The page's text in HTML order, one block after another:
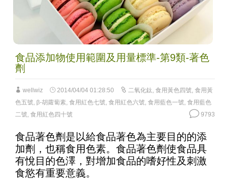
食品添加物使用範圍及用量標準-第9類-著色
劑
wellwiz 2014/04/04 01:28:50 二氧化鈦, 食用黃色四號, 食用黃
色五號, β-胡蘿蔔素, 食用紅色七號, 食用紅色六號, 食用藍色一號, 食用藍色
二號, 食用紅色四十號 9793
食品著色劑是以給食品著色為主要目的的添
加劑，也稱食用色素。食品著色劑使食品具
有悅目的色澤，對增加食品的嗜好性及刺激
食慾有重要意義。